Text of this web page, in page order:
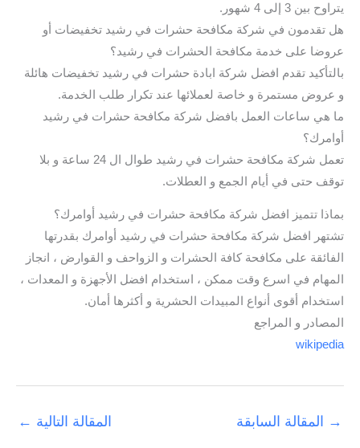
يتراوح بين 3 إلى 4 شهور.
هل تقدمون في شركة مكافحة حشرات في رشيد تخفيضات أو
عروضا على خدمة مكافحة الحشرات في رشيد؟
بالتأكيد تقدم افضل شركة ابادة حشرات في رشيد تخفيضات هائلة
و عروض مستمرة و خاصة لعملائها عند تكرار طلب الخدمة.
ما هي ساعات العمل بافضل شركة مكافحة حشرات في رشيد
أوامرك؟
تعمل شركة مكافحة حشرات في رشيد طوال ال 24 ساعة و بلا
توقف حتى في أيام الجمع و العطلات.
بماذا تتميز افضل شركة مكافحة حشرات في رشيد أوامرك؟
تشتهر افضل شركة مكافحة حشرات في رشيد أوامرك بقدرتها
الفائقة على مكافحة كافة الحشرات و الزواحف و القوارض ، انجاز
المهام في اسرع وقت ممكن ، استخدام افضل الأجهزة و المعدات ،
استخدام أقوى أنواع المبيدات الحشرية و أكثرها أمان.
المصادر و المراجع
wikipedia
→ المقالة السابقة المقالة التالية ←